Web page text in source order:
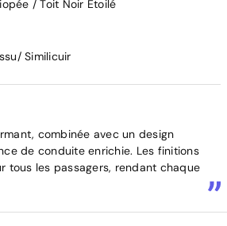
/ Toit Noir Etoilé
Similicuir
combinée avec un design
de conduite enrichie. Les finitions
tous les passagers, rendant chaque